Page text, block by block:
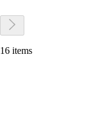
16 items